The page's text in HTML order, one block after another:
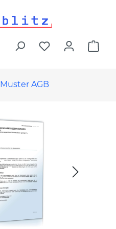
Muster AGB